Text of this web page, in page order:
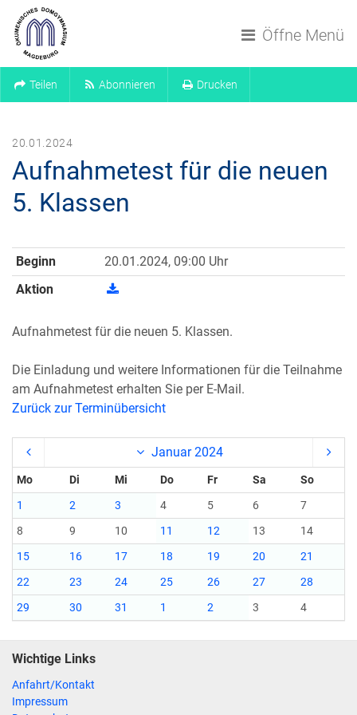
Öffne Menü
Teilen Abonnieren Drucken
20.01.2024
Aufnahmetest für die neuen
5. Klassen
Beginn
20.01.2024, 09:00 Uhr
Aktion
Aufnahmetest für die neuen 5. Klassen.
Die Einladung und weitere Informationen für die Teilnahme
am Aufnahmetest erhalten Sie per E-Mail.
Zurück zur Terminübersicht
Januar 2024
Mo Di Mi Do Fr Sa
So
1
2 3 4 5 6
7
8
9 10 11 12 13
14
15
16 17 18 19 20
21
22
23 24 25 26 27
28
29
30 31 1 2 3 4
Wichtige Links
Anfahrt/Kontakt
Impressum